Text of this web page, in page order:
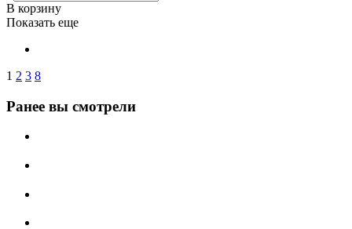
В корзину
Показать еще
1 2 3 8
Ранее вы смотрели